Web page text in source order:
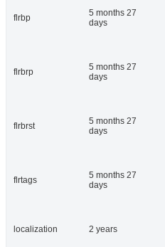
flrbp
5 months 27
days
flrbrp
5 months 27
days
flrbrst
5 months 27
days
flrtags
5 months 27
days
localization 2 years